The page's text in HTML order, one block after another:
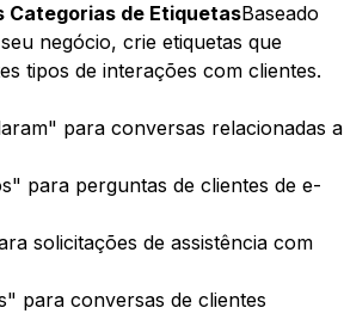
Categorias de EtiquetasBaseado
negócio, crie etiquetas que
tipos de interações com clientes.
para conversas relacionadas a
para perguntas de clientes de e-
solicitações de assistência com
para conversas de clientes